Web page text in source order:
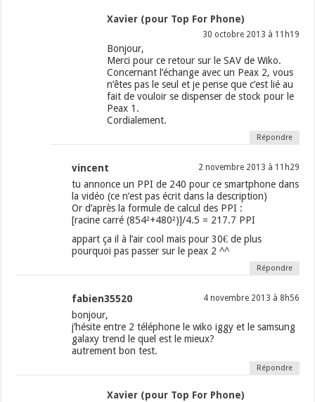
Xavier (pour Top For Phone)
30 octobre 2013 à 11h19
Bonjour,
Merci pour ce retour sur le SAV de Wiko.
Concernant l’échange avec un Peax 2, vous
n’êtes pas le seul et je pense que c’est lié au
fait de vouloir se dispenser de stock pour le
Peax 1.
Cordialement.
Répondre
vincent 2 novembre 2013 à 11h29
tu annonce un PPI de 240 pour ce smartphone dans
la vidéo (ce n’est pas écrit dans la description)
Or d’après la formule de calcul des PPI :
[racine carré (854²+480²)]/4.5 = 217.7 PPI
appart ça il à l’air cool mais pour 30€ de plus
pourquoi pas passer sur le peax 2 ^^
Répondre
fabien35520 4 novembre 2013 à 8h56
bonjour,
j’hésite entre 2 téléphone le wiko iggy et le samsung
galaxy trend le quel est le mieux?
autrement bon test.
Répondre
Xavier (pour Top For Phone)